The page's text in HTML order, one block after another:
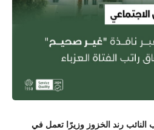
رند الخزوز وزيرًا تعمل في